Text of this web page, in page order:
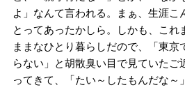
よ」なんて言われる。まぁ、生涯こ
とってあったかしら。しかも、これ
ままなひとり暮らしだので、「東京
らない」と胡散臭い目で見ていたご
ってきて、「たい～したもんだな～